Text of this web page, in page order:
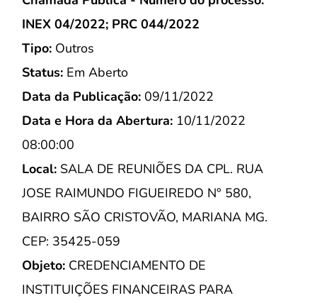
INEX 04/2022; PRC 044/2022
Tipo: Outros
Status: Em Aberto
Data da Publicação: 09/11/2022
Data e Hora da Abertura: 10/11/2022
08:00:00
Local: SALA DE REUNIÕES DA CPL. RUA
JOSE RAIMUNDO FIGUEIREDO N° 580,
BAIRRO SÃO CRISTOVÃO, MARIANA MG.
CEP: 35425-059
Objeto: CREDENCIAMENTO DE
INSTITUIÇÕES FINANCEIRAS PARA